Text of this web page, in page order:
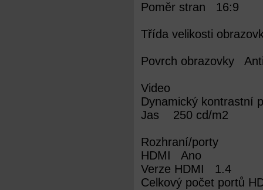
Poměr stran 16:9
Třída velikosti
Povrch obrazovky
Video
Dynamický kontrastní
Jas 250 cd/m2
Rozhraní/porty
HDMI Ano
Verze HDMI 1.4
Celkový počet portů